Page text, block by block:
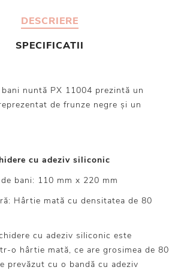
DESCRIERE
SPECIFICATII
nuntă PX 11004 prezintă un
de frunze negre și un
cu adeziv siliconic
bani: 110 mm x 220 mm
Hârtie mată cu densitatea de 80
cu adeziv siliconic este
o hârtie mată, ce are grosimea de 80
prevăzut cu o bandă cu adeziv